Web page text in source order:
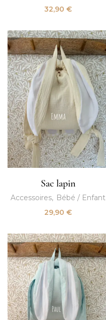
32,90€
Sac lapin
Accessoires
Bébé / Enfant
29,90€